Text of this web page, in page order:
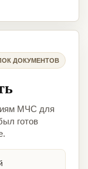
ДОКУМЕНТОВ
МЧС для
готов